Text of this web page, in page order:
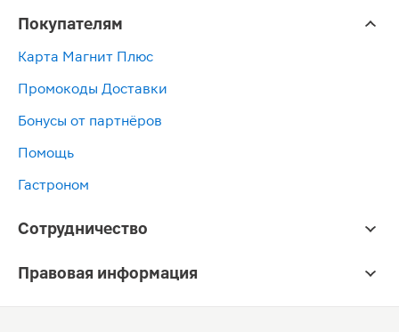
Покупателям
Карта Магнит Плюс
Промокоды Доставки
Бонусы от партнёров
Помощь
Гастроном
Сотрудничество
Правовая информация